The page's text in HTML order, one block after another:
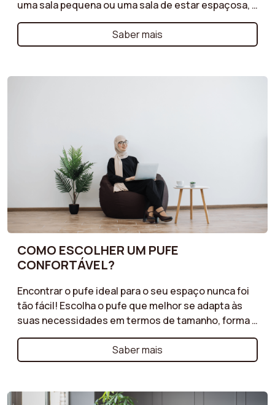
uma sala pequena ou uma sala de estar espaçosa, é
importante encontrar as dimensões adequadas.
Consulte o nosso guia para descobrir como
escolher o tamanho ideal com base na disposição
que pretende criar.
Saber mais
COMO ESCOLHER UM PUFE
CONFORTÁVEL?
Encontrar o pufe ideal para o seu espaço nunca foi
tão fácil! Escolha o pufe que melhor se adapta às
suas necessidades em termos de tamanho, forma e
funcionalidade. Pufe de veludo, pufe de bouclé,
pufe com arrumação... os nossos guias oferecem
conselhos práticos para selecionar o pufe que
simultaneamente utilidade prática e estética.
Saber mais